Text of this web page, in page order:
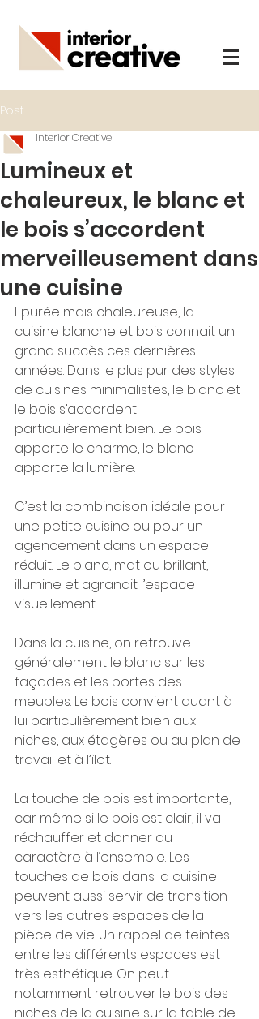
Post
Lumineux et
chaleureux, le blanc et
le bois s’accordent
merveilleusement dans
une cuisine
Interior Creative
Epurée mais chaleureuse, la
cuisine blanche et bois connait un
grand succès ces dernières
années. Dans le plus pur des styles
de cuisines minimalistes, le blanc et
le bois s’accordent
particulièrement bien. Le bois
apporte le charme, le blanc
apporte la lumière.
C’est la combinaison idéale pour
une petite cuisine ou pour un
agencement dans un espace
réduit. Le blanc, mat ou brillant,
illumine et agrandit l’espace
visuellement.
Dans la cuisine, on retrouve
généralement le blanc sur les
façades et les portes des
meubles. Le bois convient quant à
lui particulièrement bien aux
niches, aux étagères ou au plan de
travail et à l’îlot.
La touche de bois est importante,
car même si le bois est clair, il va
réchauffer et donner du
caractère à l’ensemble. Les
touches de bois dans la cuisine
peuvent aussi servir de transition
vers les autres espaces de la
pièce de vie. Un rappel de teintes
entre les différents espaces est
très esthétique. On peut
notamment retrouver le bois des
niches de la cuisine sur la table de